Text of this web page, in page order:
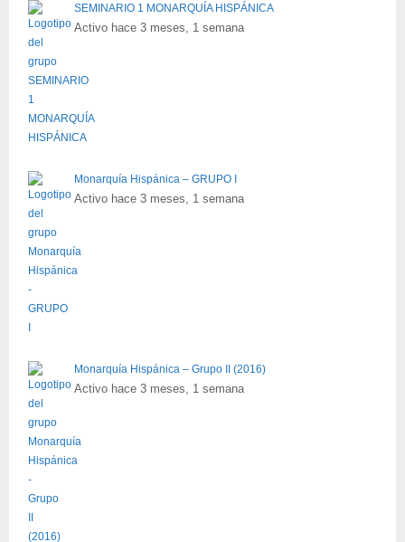
SEMINARIO 1 MONARQUÍA HISPÁNICA
Activo hace 3 meses, 1 semana
Monarquía Hispánica – GRUPO I
Activo hace 3 meses, 1 semana
Monarquía Hispánica – Grupo II (2016)
Activo hace 3 meses, 1 semana